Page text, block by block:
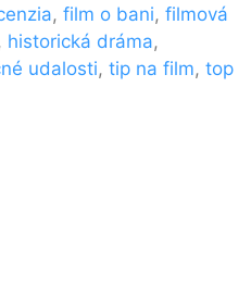
, film o bani, filmová
historická dráma,
udalosti, tip na film, top